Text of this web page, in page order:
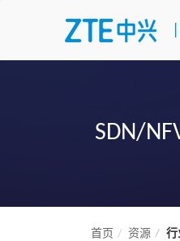
SDN/
首页 资源 行